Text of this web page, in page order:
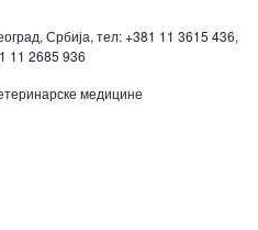
Србија, тел: +381 11 3615 436,
11 2685 936
медицине